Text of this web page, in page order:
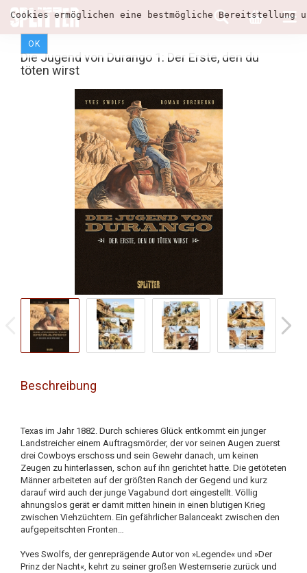
Cookies ermöglichen eine bestmögliche
OK
Die Jugend von Durango 1: Der Erste, den du
töten wirst
Beschreibung
Texas im Jahr 1882. Durch schieres Glück entkommt ein junger
Landstreicher einem Auftragsmörder, der vor seinen Augen zuerst
drei Cowboys erschoss und sein Gewehr danach, um keinen
Zeugen zu hinterlassen, schon auf ihn gerichtet hatte. Die getöteten
Männer arbeiteten auf der größten Ranch der Gegend und kurz
darauf wird auch der junge Vagabund dort eingestellt. Völlig
ahnungslos gerät er damit mitten hinein in einen blutigen Krieg
zwischen Viehzüchtern. Ein gefährlicher Balanceakt zwischen den
aufgepeitschten Fronten…
Yves Swolfs, der genreprägende Autor von »Legende« und »Der
Prinz der Nacht«, kehrt zu seiner großen Westernserie zurück und